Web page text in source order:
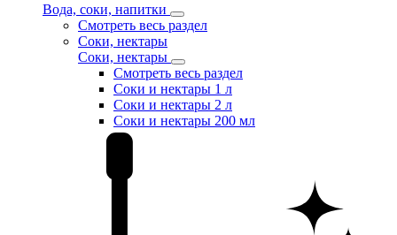
Вода, соки, напитки
Смотреть весь раздел
Соки, нектары
Соки, нектары
Смотреть весь раздел
Соки и нектары 1 л
Соки и нектары 2 л
Соки и нектары 200 мл